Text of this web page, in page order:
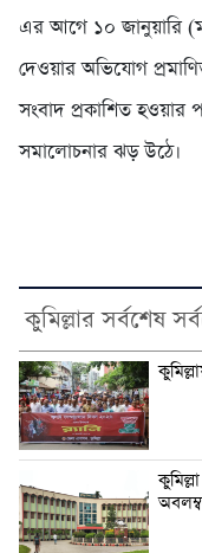
এর আগে ১০ জানুয়ারি
দেওয়ার অভিযোগ
সংবাদ প্রকাশিত হওয়ার
সমালোচনার ঝড় উঠে।
কুমিল্লার সর্বশেষ